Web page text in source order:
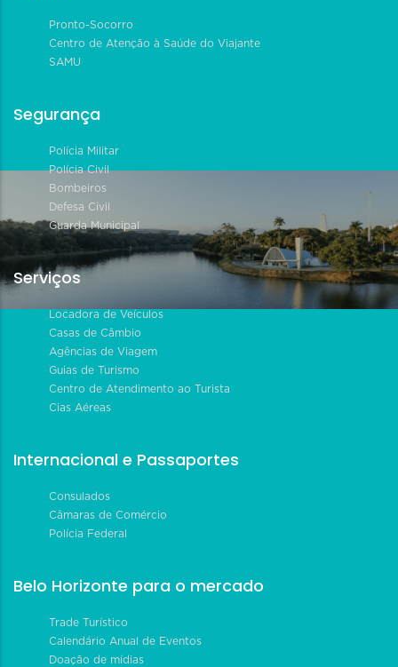
Pronto-Socorro
Centro de Atenção à Saúde do Viajante
SAMU
Segurança
Polícia Militar
Polícia Civil
Bombeiros
Defesa Civil
Guarda Municipal
Serviços
Locadora de Veículos
Casas de Câmbio
Agências de Viagem
Guias de Turismo
Centro de Atendimento ao Turista
Cias Aéreas
Internacional e Passaportes
Consulados
Câmaras de Comércio
Polícia Federal
Belo Horizonte para o mercado
Trade Turístico
Calendário Anual de Eventos
Doação de mídias